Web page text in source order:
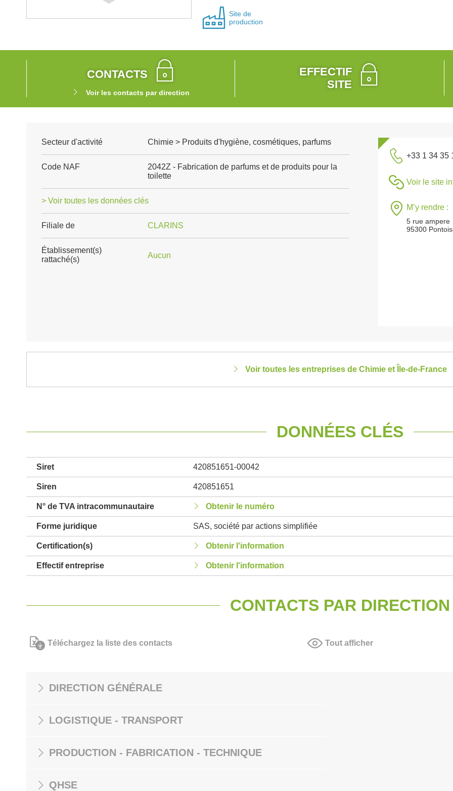
Site de
production
CONTACTS
Voir les contacts par direction
EFFECTIF
SITE
Secteur d'activité Chimie > Produits d'hygiène, cosmétiques, parfums
Code NAF
2042Z - Fabrication de parfums et de produits pour la
toilette
> Voir toutes les données clés
Filiale de CLARINS
Établissement(s)
rattaché(s)
Aucun
+33 1 34 35
Voir le site
M’y rendre :
5 rue ampere
95300
Voir toutes les entreprises de Chimie et Île-de-France
DONNÉES CLÉS
Siret 420851651-00042
Siren 420851651
N° de TVA intracommunautaire Obtenir le numéro
Forme juridique SAS, société par actions simplifiée
Certification(s) Obtenir l'information
Effectif entreprise Obtenir l'information
CONTACTS PAR DIRECTION
Téléchargez la liste des contacts Tout afficher
DIRECTION GÉNÉRALE
LOGISTIQUE - TRANSPORT
PRODUCTION - FABRICATION - TECHNIQUE
QHSE